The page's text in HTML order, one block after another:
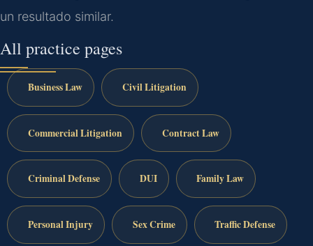
un resultado similar.
All practice pages
Business Law Civil Litigation
Commercial Litigation Contract Law
Criminal Defense DUI Family Law
Personal Injury Sex Crime Traffic Defense